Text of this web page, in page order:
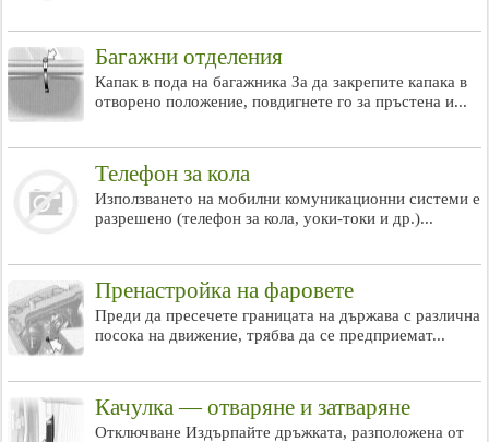
Багажни отделения
Капак в пода на багажника За да закрепите капака в
отворено положение, повдигнете го за пръстена и...
Телефон за кола
Използването на мобилни комуникационни системи е
разрешено (телефон за кола, уоки-токи и др.)...
Пренастройка на фаровете
Преди да пресечете границата на държава с различна
посока на движение, трябва да се предприемат...
Качулка — отваряне и затваряне
Отключване Издърпайте дръжката, разположена от